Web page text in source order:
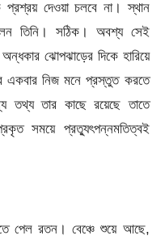
দেওয়া চলবে না। স্থান
তিনি। সঠিক। অবশ্য সেই
ঝোপঝাড়ের দিকে হারিয়ে
একবার নিজ মনে প্রস্তুত করতে
তথ্য তার কাছে রয়েছে তাতে
সময়ে প্রত্যুৎপন্নমতিত্বই
পেল রতন। বেঞ্চে শুয়ে আছে,